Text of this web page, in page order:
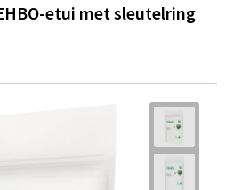
etui met sleutelring